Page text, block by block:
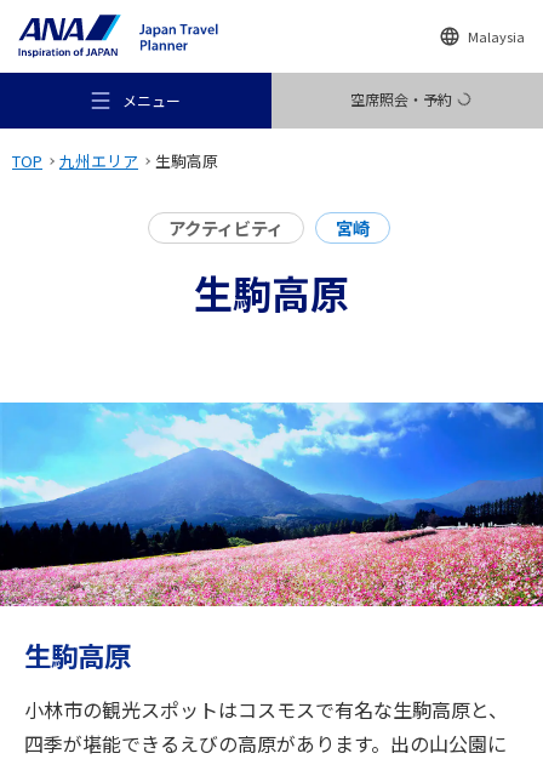
Malaysia
メニュー 空席照会・予約
行き先
旅のお役立ち情報
閉じる
TOP 九州エリア 生駒高原
アクティビティ 宮崎
生駒高原
生駒高原
小林市の観光スポットはコスモスで有名な生駒高原と、
四季が堪能できるえびの高原があります。出の山公園に